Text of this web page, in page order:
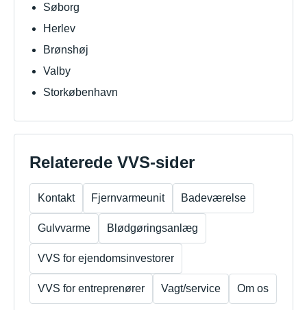
Søborg
Herlev
Brønshøj
Valby
Storkøbenhavn
Relaterede VVS-sider
Kontakt Fjernvarmeunit Badeværelse
Gulvvarme Blødgøringsanlæg
VVS for ejendomsinvestorer
VVS for entreprenører Vagt/service Om os